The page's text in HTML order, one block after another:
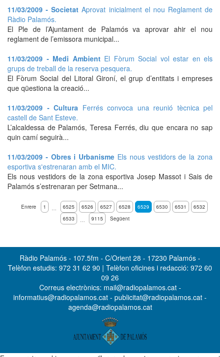
11/03/2009 - SocietatAprovat inicialment el nou Reglament de
Ràdio Palamós.
El Ple de l’Ajuntament de Palamós va aprovar ahir el nou
reglament de l’emissora municipal...
11/03/2009 - Medi Ambient El Fòrum Social vol estar en els
grups de treball de la reserva pesquera.
El Fòrum Social del Litoral Gironí, el grup d’entitats i empreses
que qüestiona la creació...
11/03/2009 - Cultura Ferrés convoca una reunió tècnica pel
castell de Sant Esteve.
L’alcaldessa de Palamós, Teresa Ferrés, diu que encara no sap
quin camí seguirà...
11/03/2009 - Obres i Urbanisme Els nous vestidors de la zona
esportiva s'estrenaran amb el MIC.
Els nous vestidors de la zona esportiva Josep Massot i Sais de
Palamós s’estrenaran per Setmana...
Enrere 1 … 6525 6526 6527 6528 6529 6530 6531
6532
6533
… 9115 Següent
Ràdio Palamós - 107.5fm - C/Orient 28 - 17230 Palamós -
Telèfon estudis: 972 31 62 90 | Telèfon oficines i redacció: 972 60
09 26
Correus electrònics: mail@radiopalamos.cat -
informatius@radiopalamos.cat - publicitat@radiopalamos.cat -
agenda@radiopalamos.cat